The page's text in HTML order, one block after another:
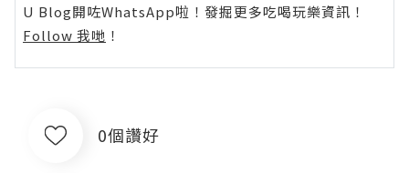
U Blog開咗WhatsApp啦！發掘更多吃喝玩樂資訊！
Follow 我哋 ！
0個讚好